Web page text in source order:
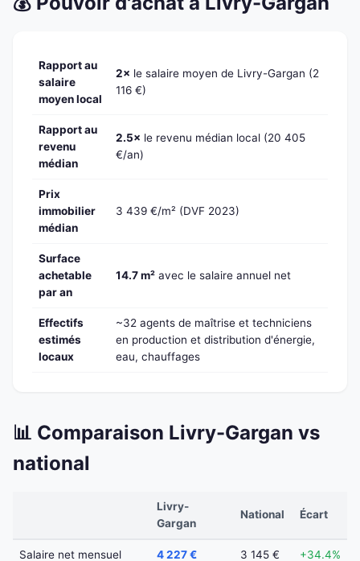
Rapport au
salaire
moyen local
2× le salaire moyen de Livry-Gargan (2
116 €)
Rapport au
revenu
médian
2.5× le revenu médian local (20 405
€/an)
Prix
immobilier
médian
3 439 €/m² (DVF 2023)
Surface
achetable
par an
14.7 m² avec le salaire annuel net
Effectifs
estimés
locaux
~32 agents de maîtrise et techniciens
en production et distribution d'énergie,
eau, chauffages
📊 Comparaison Livry-Gargan vs
national
Livry-
Gargan
National Écart
Salaire net mensuel 4 227 € 3 145 € +34.4%